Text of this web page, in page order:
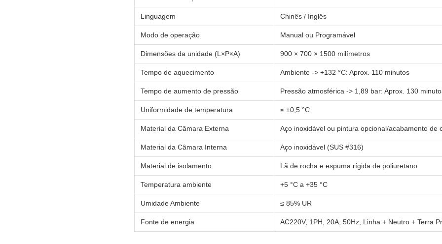
Linguagem Chinês / Inglês
Modo de operação Manual ou Programável
Dimensões da unidade (L×P×A) 900 × 700 × 1500 milímetros
Tempo de aquecimento Ambiente -> +132 °C: Aprox. 110 minutos
Tempo de aumento de pressão Pressão atmosférica -> 1,89 bar: Aprox. 130
Uniformidade de temperatura ≤ ±0,5 °C
Material da Câmara Externa Aço inoxidável ou pintura opcional/acabamento de
Material da Câmara Interna Aço inoxidável (SUS #316)
Material de isolamento Lã de rocha e espuma rígida de poliuretano
Temperatura ambiente +5 °C a +35 °C
Umidade Ambiente ≤ 85% UR
Fonte de energia AC220V, 1PH, 20A, 50Hz, Linha + Neutro + Terra